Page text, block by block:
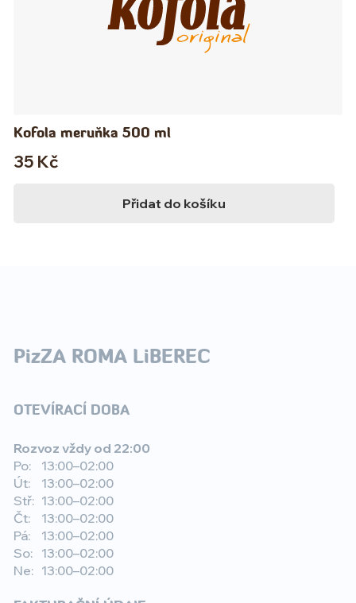
Kofola meruňka 500 ml
35 Kč
Přidat do košíku
PizZA ROMA LiBEREC
OTEVÍRACÍ DOBA
Rozvoz vždy od 22:00
Po:
13:00–02:00
Út:
13:00–02:00
Stř: 13:00–02:00
Čt:
13:00–02:00
Pá:
13:00–02:00
So: 13:00–02:00
Ne: 13:00–02:00